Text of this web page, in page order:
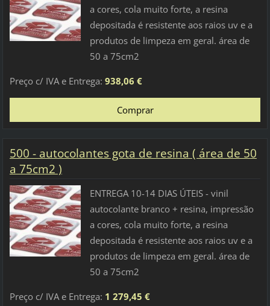
a cores, cola muito forte, a resina
depositada é resistente aos raios uv e a
produtos de limpeza em geral. área de
50 a 75cm2
Preço c/ IVA e Entrega: 938,06 €
500 - autocolantes gota de resina ( área de 50
a 75cm2 )
ENTREGA 10-14 DIAS ÚTEIS - vinil
autocolante branco + resina, impressão
a cores, cola muito forte, a resina
depositada é resistente aos raios uv e a
produtos de limpeza em geral. área de
50 a 75cm2
Preço c/ IVA e Entrega: 1 279,45 €